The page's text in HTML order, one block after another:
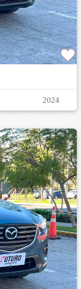
2024